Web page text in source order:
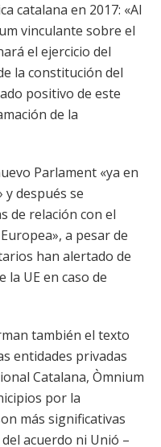
catalana en 2017: «Al
vinculante sobre el
el ejercicio del
la constitución del
positivo de este
de la
Parlament «ya en
después se
de relación con el
a pesar de
han alertado de
la UE en caso de
también el texto
entidades privadas
Catalana, Òmnium
por la
más significativas
acuerdo ni Unió –